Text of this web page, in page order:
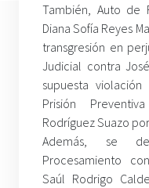
También, Auto de
Diana Sofía Reyes
transgresión en
Judicial contra
supuesta
Prisión
Rodríguez Suazo
Además, se
Procesamiento
Saúl Rodrigo